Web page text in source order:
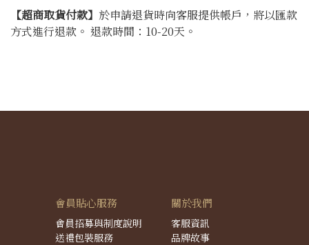
【超商取貨付款】 於申請退貨時向客服提供帳戶，將以匯款
方式進行退款。 退款時間：10-20天。
會員貼心服務
會員招募與制度說明
送禮包裝服務
關於我們
客服資訊
品牌故事